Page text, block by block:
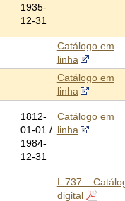
1935-
12-31
Catálogo em
linha
Catálogo em
linha
1812-
01-01 /
1984-
12-31
Catálogo em
linha
L 737 –
digital